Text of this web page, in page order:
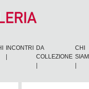
INCONTRI
DA
COLLEZIONE
CHI